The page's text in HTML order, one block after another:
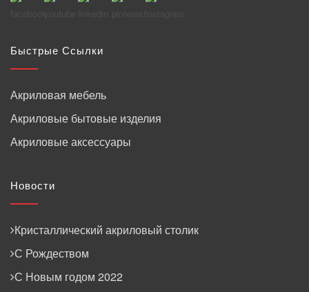
Быстрые Ссылки
Акриловая мебель
Акриловые бытовые изделия
Акриловые аксессуары
Новости
Кристаллический акриловый столик
С Рождеством
С Новым годом 2022